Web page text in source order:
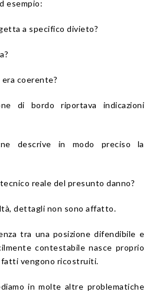
esempio:
a specifico divieto?
coerente?
di bordo riportava indicazioni
descrive in modo preciso la
reale del presunto danno?
dettagli non sono affatto.
tra una posizione difendibile e
contestabile nasce proprio
fatti vengono ricostruiti.
in molte altre problematiche